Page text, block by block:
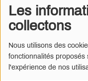
Les
collectons
Nous utilisons des
fonctionnalités
l'expérience de nos
Une série de podcast
fiertés. Une belle